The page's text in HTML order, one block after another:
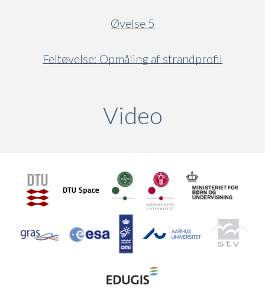
Øvelse 5
Feltøvelse: Opmåling af strandprofil
Video